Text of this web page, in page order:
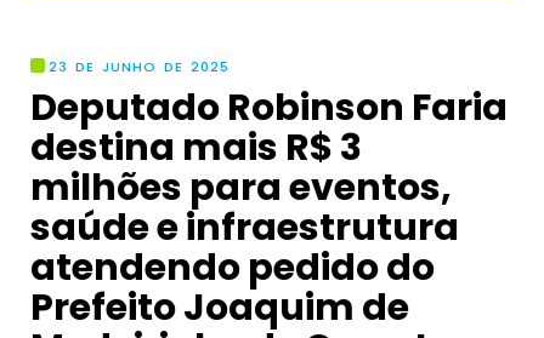
23 DE JUNHO DE 2025
Deputado Robinson Faria
destina mais R$ 3
milhões para eventos,
saúde e infraestrutura
atendendo pedido do
Prefeito Joaquim de